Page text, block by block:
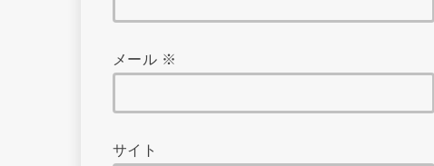
メール ※
サイト